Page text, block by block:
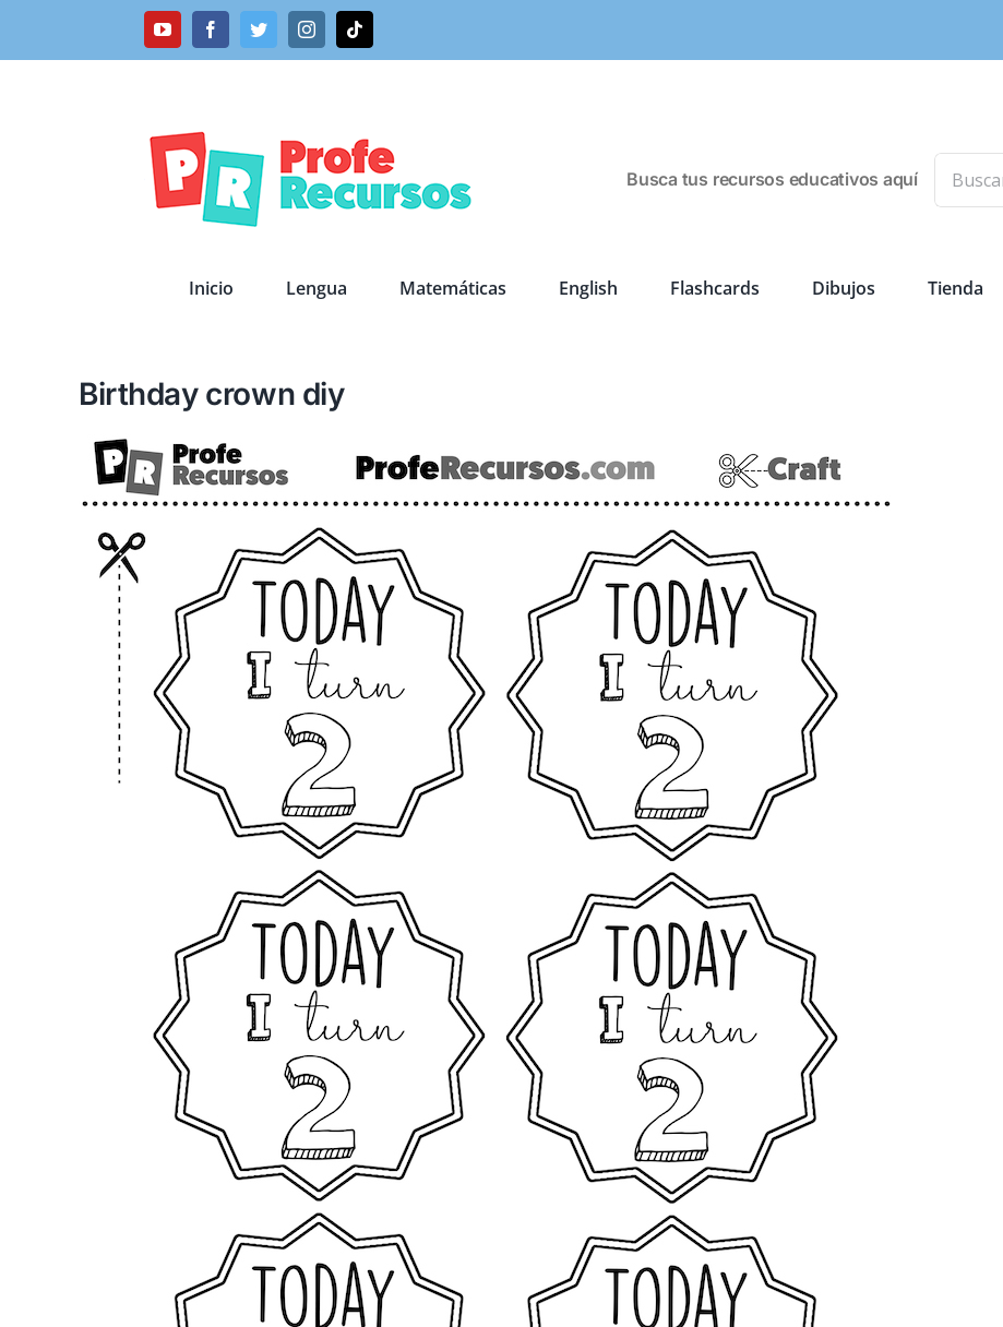
YouTubeFacebookTwitterInstagramTiktok
Busca tus recursos educativos aquí
Inicio Lengua Matemáticas English Flashcards Dibujos Tienda
Birthday crown diy